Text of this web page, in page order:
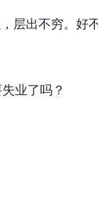
层出不穷。好
业了吗？